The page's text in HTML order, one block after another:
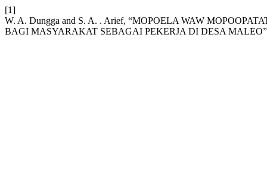
[1]
W. A. Dungga and S. A. . Arief, “MOPOELA WAW
BAGI MASYARAKAT SEBAGAI PEKERJA DI DESA